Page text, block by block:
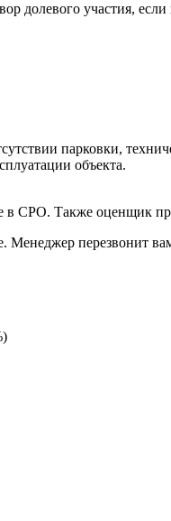
участия, если
парковки,
объекта.
СРО. Также оценщик
Менеджер перезвонит